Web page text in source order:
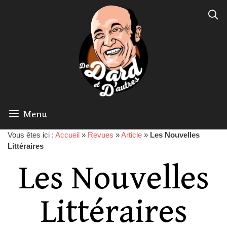
Menu
Vous êtes ici : Accueil » Revues »Article » Les Nouvelles
Littéraires
Les Nouvelles
Littéraires